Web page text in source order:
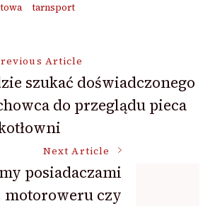
tarnsport
Article
szukać doświadczonego
do przeglądu pieca
Next Article
posiadaczami
motoroweru czy